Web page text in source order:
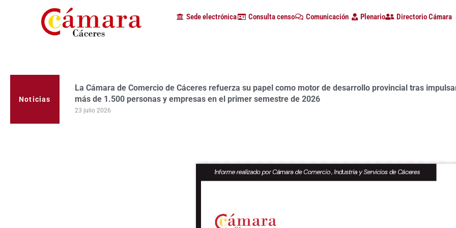
Sede electrónica Consulta censo Comunicación Plenario Directorio Cámara
Noticias
La Cámara de Comercio de Cáceres refuerza su papel como motor de desarrollo provincial tras
más de 1.500 personas y empresas en el primer semestre de 2026
23 julio 2026